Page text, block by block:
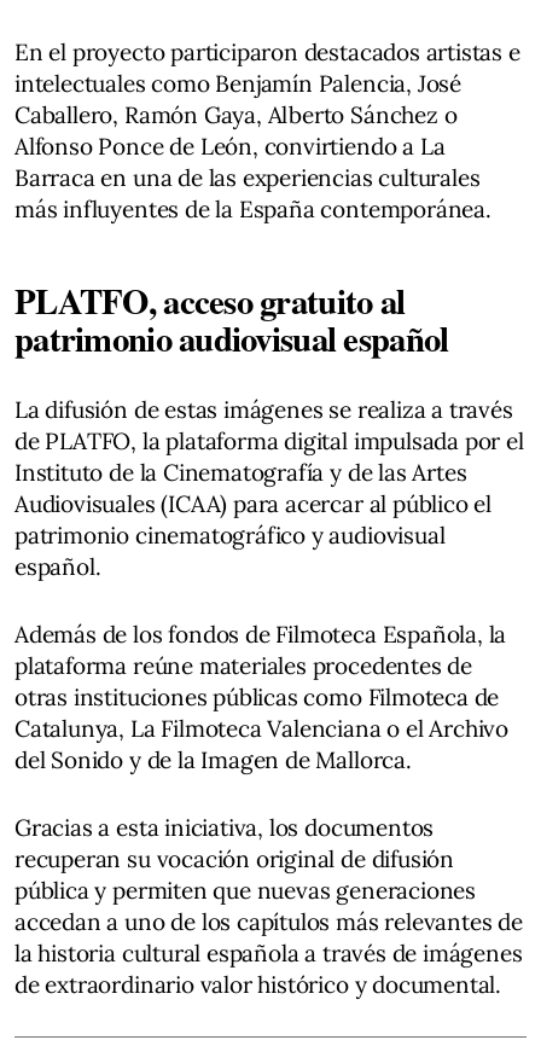
En el proyecto participaron destacados artistas e
intelectuales como Benjamín Palencia, José
Caballero, Ramón Gaya, Alberto Sánchez o
Alfonso Ponce de León, convirtiendo a La
Barraca en una de las experiencias culturales
más influyentes de la España contemporánea.
PLATFO, acceso gratuito al
patrimonio audiovisual español
La difusión de estas imágenes se realiza a través
de PLATFO, la plataforma digital impulsada por el
Instituto de la Cinematografía y de las Artes
Audiovisuales (ICAA) para acercar al público el
patrimonio cinematográfico y audiovisual
español.
Además de los fondos de Filmoteca Española, la
plataforma reúne materiales procedentes de
otras instituciones públicas como Filmoteca de
Catalunya, La Filmoteca Valenciana o el Archivo
del Sonido y de la Imagen de Mallorca.
Gracias a esta iniciativa, los documentos
recuperan su vocación original de difusión
pública y permiten que nuevas generaciones
accedan a uno de los capítulos más relevantes de
la historia cultural española a través de imágenes
de extraordinario valor histórico y documental.